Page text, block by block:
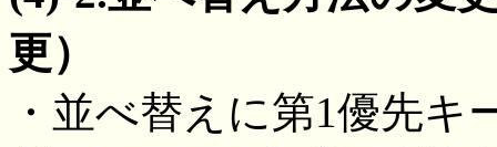
更）
・並べ替えに第1優先